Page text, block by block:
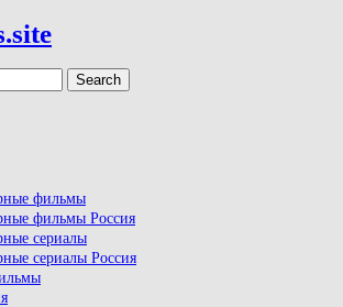
Search
фильмы
фильмы Россия
сериалы
сериалы Россия